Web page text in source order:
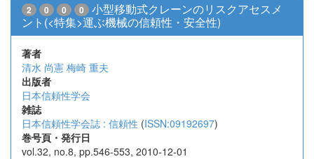
2 0 0 0
小型移動式クレーンのリスクアセスメ
ント(<特集>運ぶ機械の信頼性・安全性)
著者
清水 尚憲 梅崎 重夫
出版者
日本信頼性学会
雑誌
日本信頼性学会誌 : 信頼性 (ISSN:09192697)
巻号頁・発行日
vol.32, no.8, pp.546-553, 2010-12-01